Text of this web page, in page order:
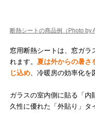
断熱シートの商品例（Photo by
窓用断熱シートは、窓ガラ
れます。 夏は外からの暑さ
じ込め 、冷暖房の効率化を
ガラスの室内側に貼る「内
久性に優れた「外貼り」タ